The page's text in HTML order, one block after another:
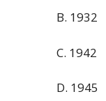
B. 1932
C. 1942
D. 1945